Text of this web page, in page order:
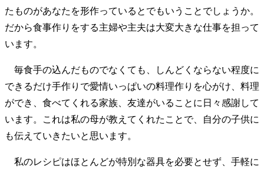
たものがあなたを形作っているとでもいうことでしょうか。
だから食事作りをする主婦や主夫は大変大きな仕事を担って
います。
毎食手の込んだものでなくても、しんどくならない程度に
できるだけ手作りで愛情いっぱいの料理作りを心がけ、料理
ができ、食べてくれる家族、友達がいることに日々感謝して
います。これは私の母が教えてくれたことで、自分の子供に
も伝えていきたいと思います。
私のレシピはほとんどが特別な器具を必要とせず、手軽に